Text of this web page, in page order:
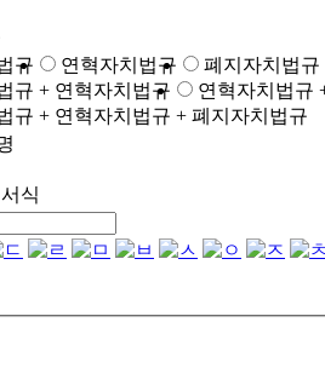
규 연혁자치법규
폐지자치법규
규 + 연혁자치법규
연혁자치법규
규 + 연혁자치법규 + 폐지자치법규
식